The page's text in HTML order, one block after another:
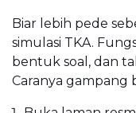
Biar lebih pede
simulasi TKA.
bentuk soal, dan
Caranya gampang